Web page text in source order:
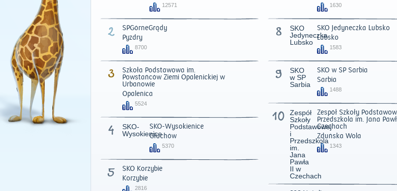
12571
2
SPGórneGrądy
Pyzdry
8700
3
Szkoła Podstawowa im.
Powstańców Ziemi Opalenickiej w
Urbanowie
Opalenica
5524
4
SKO-
Wysokienice
SKO-Wysokienice
Głuchów
5370
5
SKO Korzybie
Korzybie
2816
1630
8
SKO
Jedyneczka
Lubsko
SKO Jedyneczka Lubsko
Lubsko
1583
9
SKO
w SP
Sarbia
SKO w SP Sarbia
Sarbia
1488
10
Zespół
Szkoły
Podstawowej
i
Przedszkola
im.
Jana
Pawła
II w
Czechach
Zespół Szkoły
Przedszkola im. Jana
Czechach
Zduńska Wola
1343
2012|2013|2014| 2015 2016